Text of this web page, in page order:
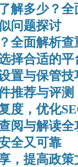
解多少？
问题探讨
全面解析
择合适的平
置与保管技
推荐与评测
度，优化
阅与解读全
全又可靠
，提高政策